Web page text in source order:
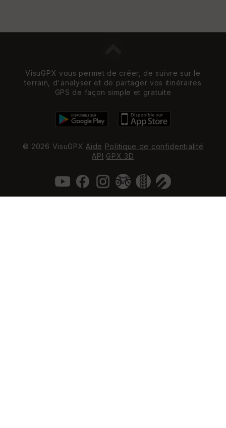
VisuGPX vous permet de créer, de suivre sur le
terrain, d'analyser et de partager vos itinéraires
GPS de façon simple et gratuite
© 2026 VisuGPX Aide Politique de confidentialité
API GPX 3D